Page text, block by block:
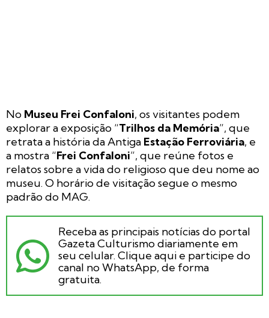
No Museu Frei Confaloni, os visitantes podem
explorar a exposição “Trilhos da Memória”, que
retrata a história da Antiga Estação Ferroviária, e
a mostra “Frei Confaloni”, que reúne fotos e
relatos sobre a vida do religioso que deu nome ao
museu. O horário de visitação segue o mesmo
padrão do MAG.
Receba as principais notícias do portal
Gazeta Culturismo diariamente em
seu celular. Clique aqui e participe do
canal no WhatsApp, de forma
gratuita.